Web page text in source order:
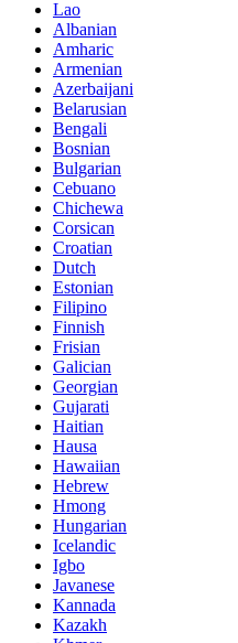
Lao
Albanian
Amharic
Armenian
Azerbaijani
Belarusian
Bengali
Bosnian
Bulgarian
Cebuano
Chichewa
Corsican
Croatian
Dutch
Estonian
Filipino
Finnish
Frisian
Galician
Georgian
Gujarati
Haitian
Hausa
Hawaiian
Hebrew
Hmong
Hungarian
Icelandic
Igbo
Javanese
Kannada
Kazakh